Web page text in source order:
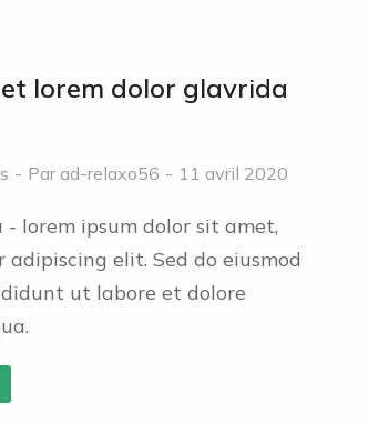
lorem dolor glavrida
Par ad-relaxo56 11 avril 2020
- lorem ipsum dolor sit amet,
adipiscing elit. Sed do eiusmod
ut labore et dolore